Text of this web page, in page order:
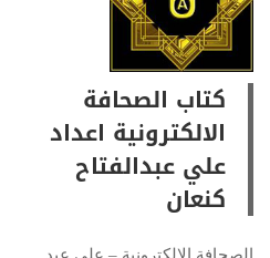
كتاب الصحافة
الالكترونية اعداد
علي عبدالفتاح
كنعان